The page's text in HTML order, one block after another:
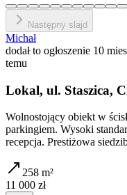
Następny slajd
Michał
dodał to ogłoszenie 10
temu
Lokal, ul. Staszica,
Wolnostojący obiekt w
parkingiem. Wysoki
recepcja. Prestiżowa
258 m²
11 000 zł